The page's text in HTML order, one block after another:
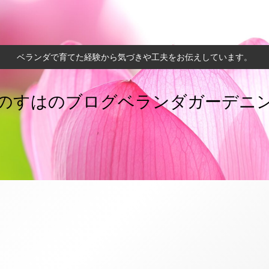
ベランダで育てた経験から気づきや工夫をお伝えしています。
すはのブログベランダガーデニ